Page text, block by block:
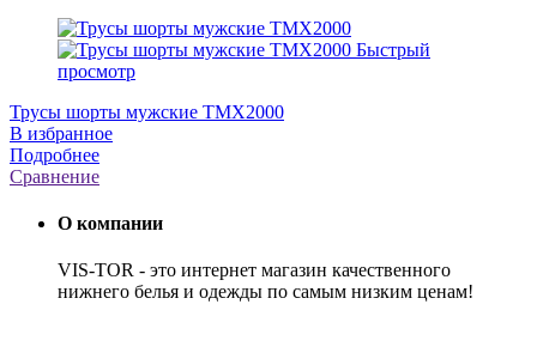
Быстрый
просмотр
Трусы шорты мужские TMX2000
В избранное
Подробнее
Сравнение
О компании
VIS-TOR - это интернет магазин качественного
нижнего белья и одежды по самым низким ценам!